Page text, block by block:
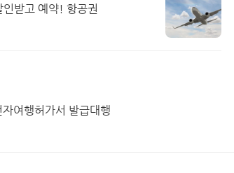
받고 예약! 항공권
여행허가서 발급대행